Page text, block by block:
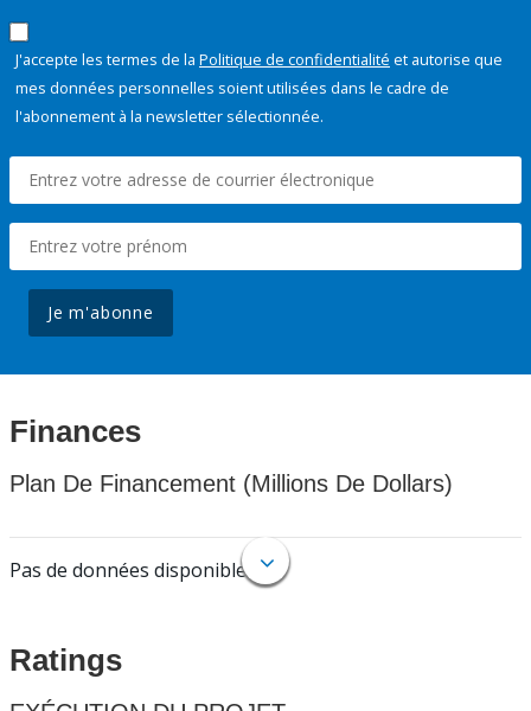
J'accepte les termes de la Politique de confidentialité et autorise que
mes données personnelles soient utilisées dans le cadre de
l'abonnement à la newsletter sélectionnée.
Je m'abonne
Finances
Plan De Financement (Millions De Dollars)
Pas de données disponibles.
Ratings